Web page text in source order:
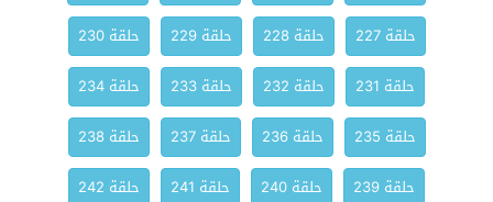
حلقة 227
حلقة 228 حلقة 229
حلقة 230
حلقة 231
حلقة 232 حلقة 233
حلقة 234
حلقة 235
حلقة 236 حلقة 237
حلقة 238
حلقة 239
حلقة 240 حلقة 241
حلقة 242